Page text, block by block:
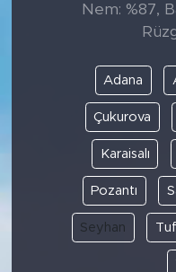
Nem: %87,
Adana
Çukurova
Karaisalı
Pozantı
Seyhan